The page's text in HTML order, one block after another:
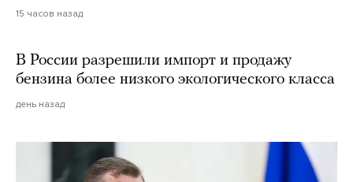
15 часов назад
В России разрешили импорт и продажу
бензина более низкого экологического класса
день назад